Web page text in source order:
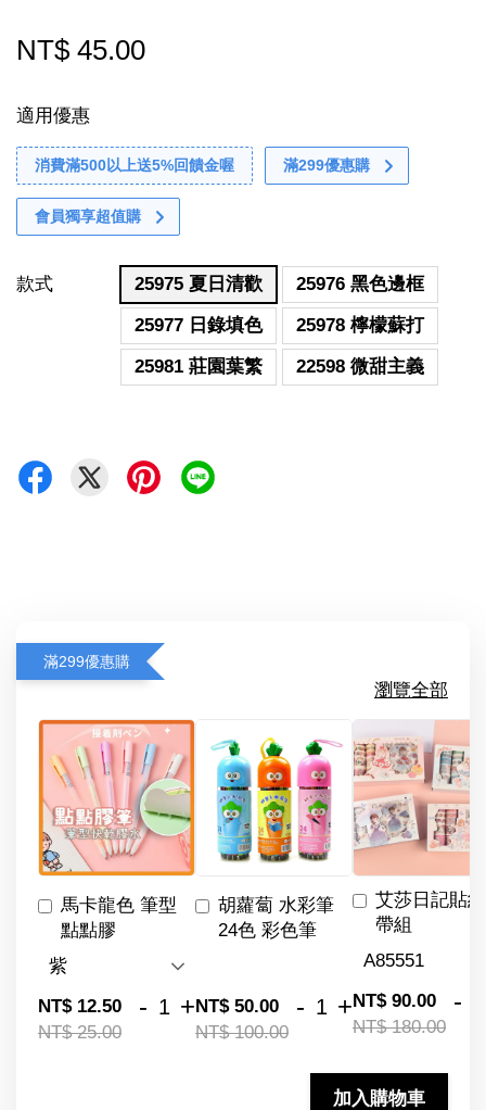
NT$ 45.00
適用優惠
消費滿500以上送5%回饋金喔 滿299優惠購
會員獨享超值購
款式 25975 夏日清歡
25976 黑色邊框
25977 日錄填色
25978 檸檬蘇打
25981 莊園葉繁
22598 微甜主義
滿299優惠購
瀏覽全部
馬卡龍色 筆型
點點膠
NT$ 12.50
NT$ 25.00
- +
胡蘿蔔 水彩筆
24色 彩色筆
NT$ 50.00
NT$ 100.00
- +
艾莎日記貼
帶組
NT$ 90.00
NT$ 180.00
-
加入購物車